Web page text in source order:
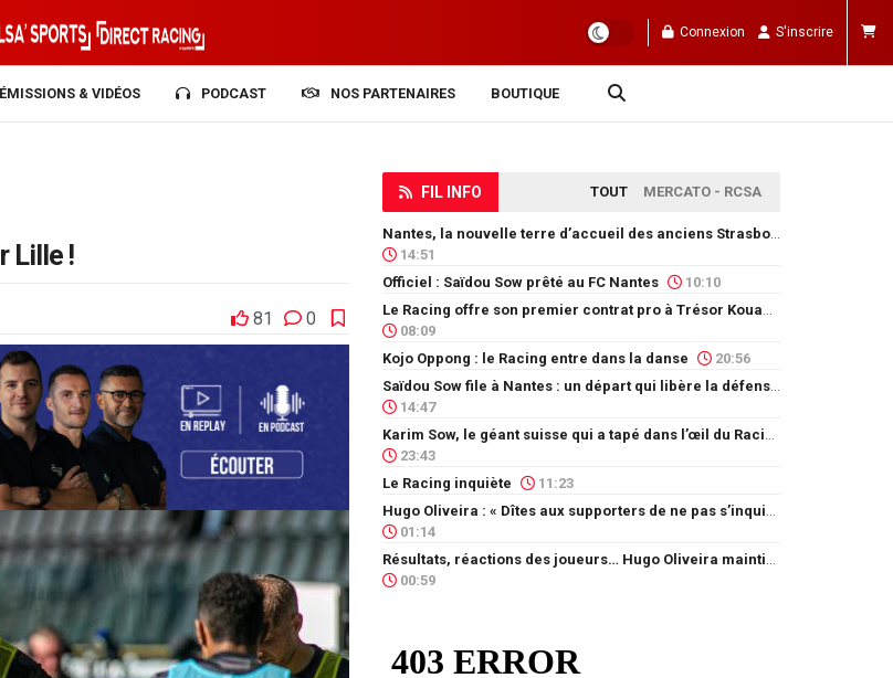
Connexion S'inscrire
ÉMISSIONS & VIDÉOS PODCAST NOS PARTENAIRES BOUTIQUE
Lille !
81 0
FIL INFO TOUT MERCATO - RCSA
14:51
Officiel : Saïdou Sow prêté au FC Nantes
10:10
08:09
Kojo Oppong : le Racing entre dans la danse
20:56
14:47
23:43
Le Racing inquiète
11:23
01:14
00:59